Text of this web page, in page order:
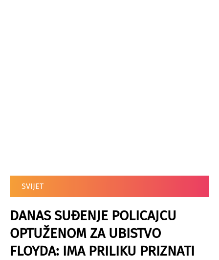
SVIJET
DANAS SUĐENJE POLICAJCU
OPTUŽENOM ZA UBISTVO
FLOYDA: IMA PRILIKU PRIZNATI